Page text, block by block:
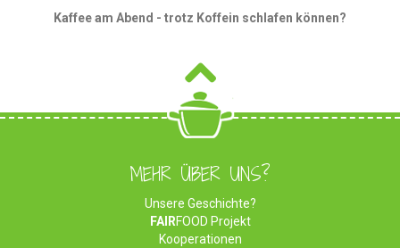
Kaffee am Abend - trotz Koffein schlafen können?
MEHR ÜBER UNS?
Unsere Geschichte?
FAIRFOOD Projekt
Kooperationen